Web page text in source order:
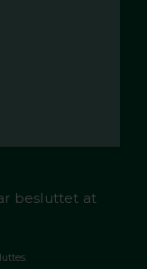
besluttet at